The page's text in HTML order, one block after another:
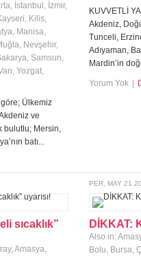
, İstanbul , İzmir,
, Kilis,
, Manisa,
, Nevşehir,
, Samsun,
, Yozgat,
Ülkemiz
ve
bulutlu; Mersin,
batı...
KUVVETLİ
Akdeniz,
Tunceli,
Adıyaman,
Mardin’in
Yorum Yok
sıcaklık”
,Amasya,
PER, MAY 21
DİKKAT:
Also in:
Bolu, Bursa,